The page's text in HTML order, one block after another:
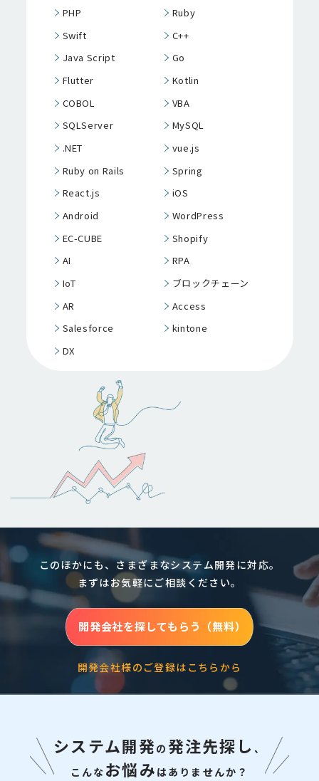
PHP
Ruby
Swift
C++
Java Script
Go
Flutter
Kotlin
COBOL
VBA
SQLServer
MySQL
.NET
vue.js
Ruby on Rails
Spring
React.js
iOS
Android
WordPress
EC-CUBE
Shopify
AI
RPA
IoT
ブロックチェーン
AR
Access
Salesforce
kintone
DX
このほかにも、さまざまなシステム開発に対応。
まずはお気軽にご相談ください。
開発会社を探してもらう（無料）
開発会社様のご登録はこちらから
システム開発の 発注先探し 、
こんな お悩み はありませんか？